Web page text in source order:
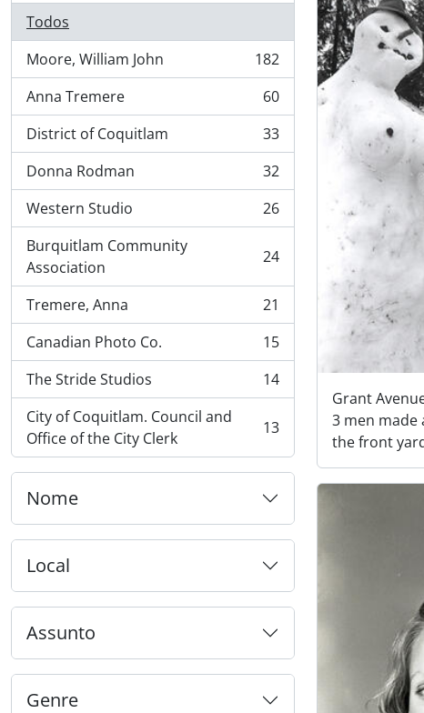
Todos
Moore, William John
, 182 resultados
182
Anna Tremere
, 60 resultados
60
District of Coquitlam
, 33 resultados
33
Donna Rodman
, 32 resultados
32
Western Studio
, 26 resultados
26
Burquitlam Community
Association
, 24 resultados 24
Tremere, Anna
, 21 resultados
21
Canadian Photo Co.
, 15 resultados
15
The Stride Studios
, 14 resultados
14
City of Coquitlam. Council and
Office of the City Clerk
, 13 resultados 13
Nome
Local
Assunto
Genre
Grant
3 men made
the front